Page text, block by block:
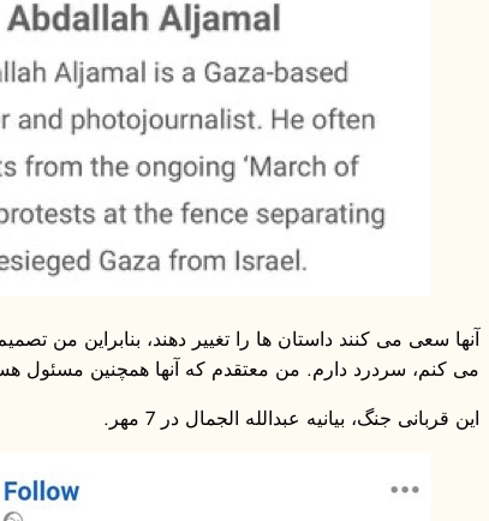
آنها سعی می کنند داستان ها را تغییر دهند، بنابراین من
می کنم، سردرد دارم. من معتقدم که آنها همچنین مسئول
این قربانی جنگ، بیانیه عبدالله الجمال در 7 مهر.